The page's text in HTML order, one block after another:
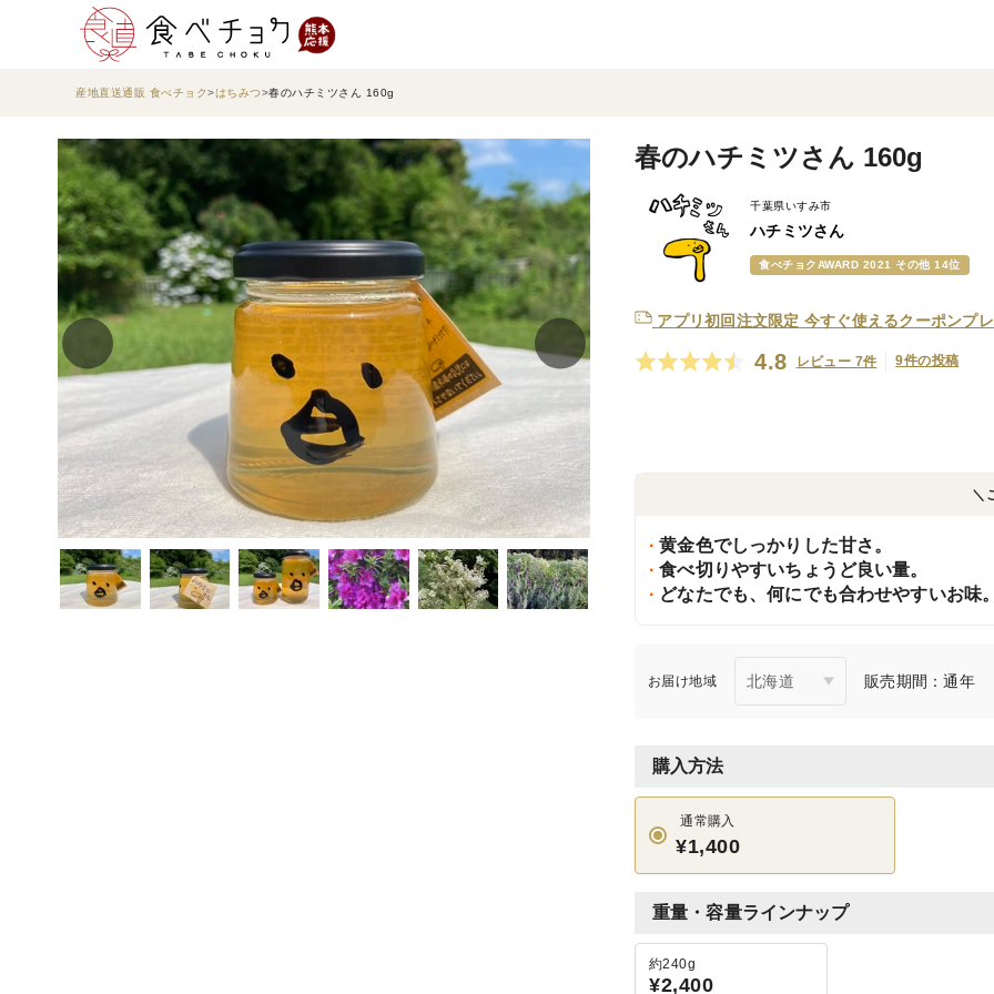
産地直送通販 食べチョク はちみつ 春のハチミツさん 160g
春のハチミツさん 160g
千葉県いすみ市
ハチミツさん
食べチョクAWARD 2021 その他 14位
アプリ初回注文限定 今すぐ使えるクーポンプ
4.8 レビュー 7件 9件の投稿
＼
黄金色でしっかりした甘さ。
食べ切りやすいちょうど良い量。
どなたでも、何にでも合わせやすいお味
お届け地域 販売期間：通年
購入方法
通常購入
¥1,400
重量・容量ラインナップ
約240g
¥2,400